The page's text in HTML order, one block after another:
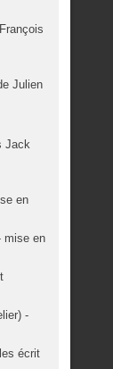
Julien
Jack
en
mise en
-
écrit